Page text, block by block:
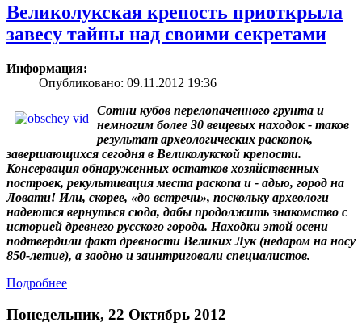
Великолукская крепость приоткрыла
завесу тайны над своими секретами
Информация:
Опубликовано: 09.11.2012 19:36
Сотни кубов перелопаченного грунта и
немногим более 30 вещевых находок - таков
результат археологических раскопок,
завершающихся сегодня в Великолукской крепости.
Консервация обнаруженных остатков хозяйственных
построек, рекультивация места раскопа и - адью, город на
Ловати! Или, скорее, «до встречи», поскольку археологи
надеются вернуться сюда, дабы продолжить знакомство с
историей древнего русского города. Находки этой осени
подтвердили факт древности Великих Лук (недаром на носу
850-летие), а заодно и заинтриговали специалистов.
Подробнее
Понедельник, 22 Октябрь 2012